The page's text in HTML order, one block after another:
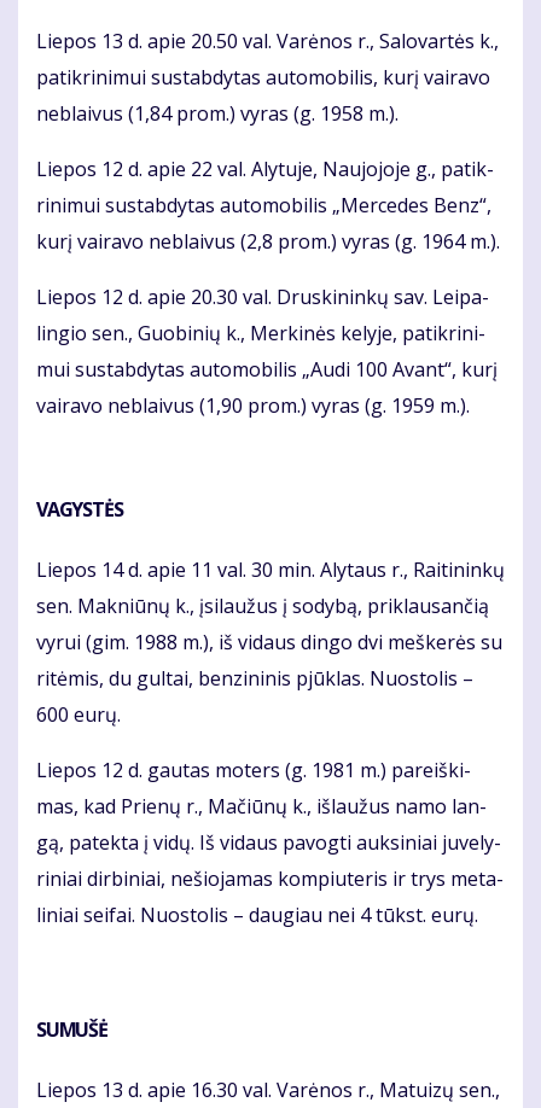
Lie­pos 13 d. apie 20.50 val. Va­rė­nos r., Sa­lo­var­tės k.,
pa­tik­ri­ni­mui su­stab­dy­tas au­to­mo­bi­lis, ku­rį vai­ra­vo
ne­blai­vus (1,84 prom.) vy­ras (g. 1958 m.).
Lie­pos 12 d. apie 22 val. Aly­tu­je, Nau­jo­jo­je g., pa­tik­
ri­ni­mui su­stab­dy­tas au­to­mo­bi­lis „Mer­ce­des Benz“,
ku­rį vai­ra­vo ne­blai­vus (2,8 prom.) vy­ras (g. 1964 m.).
Lie­pos 12 d. apie 20.30 val. Drus­ki­nin­kų sav. Lei­pa­
lin­gio sen., Guo­bi­nių k., Mer­ki­nės ke­ly­je, pa­tik­ri­ni­
mui su­stab­dy­tas au­to­mo­bi­lis „Au­di 100 Avant“, ku­rį
vai­ra­vo ne­blai­vus (1,90 prom.) vy­ras (g. 1959 m.).
VA­GYS­TĖS
Lie­pos 14 d. apie 11 val. 30 min. Aly­taus r., Rai­ti­nin­kų
sen. Mak­niū­nų k., įsi­lau­žus į so­dy­bą, pri­klau­san­čią
vy­rui (gim. 1988 m.), iš vi­daus din­go dvi meš­ke­rės su
ri­tė­mis, du gul­tai, ben­zi­ni­nis pjūk­las. Nuos­to­lis –
600 eu­rų.
Lie­pos 12 d. gau­tas mo­ters (g. 1981 m.) pa­reiš­ki­
mas, kad Prie­nų r., Ma­čiū­nų k., iš­lau­žus na­mo lan­
gą, pa­tek­ta į vi­dų. Iš vi­daus pa­vog­ti auk­si­niai ju­ve­ly­
ri­niai dir­bi­niai, ne­šio­ja­mas kom­piu­te­ris ir trys me­ta­
li­niai sei­fai. Nuos­to­lis – dau­giau nei 4 tūkst. eu­rų.
SU­MU­ŠĖ
Lie­pos 13 d. apie 16.30 val. Va­rė­nos r., Ma­tui­zų sen.,